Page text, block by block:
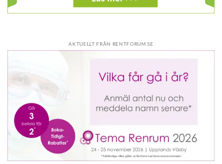
AKTUELLT FRÅN RENTFORUM.SE